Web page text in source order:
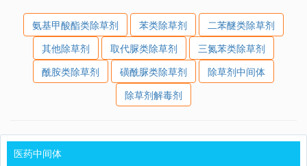
氨基甲酸酯类除草剂 苯类除草剂
二苯醚类除草剂
其他除草剂
取代脲类除草剂
三氮苯类除草剂
酰胺类除草剂
磺酰脲类除草剂
除草剂中间体
除草剂解毒剂
医药中间体